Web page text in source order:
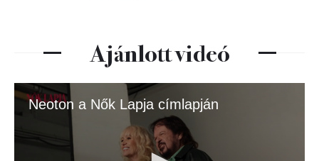
Ajánlott videó
Neoton a Nők Lapja címlapján